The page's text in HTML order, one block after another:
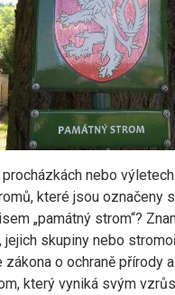
nebo
které jsou označeny
„památný strom“?
jejich skupiny nebo
zákona o ochraně přírody
který vyniká svým